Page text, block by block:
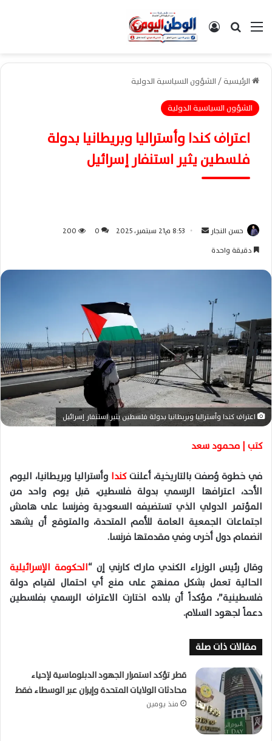
القائمةبحث عن تسجيل الدخول
الرئيسية/الشؤون السياسية الدولية
الشؤون السياسية الدولية
اعتراف كندا وأستراليا وبريطانيا بدولة
فلسطين يثير استنفار إسرائيل
حسن النجار
د
ا
إ
ل
ك
ت
ر
ن
ا
8:53 م21 سبتمبر، 2025 0
200
دقيقة واحدة
اعتراف كندا وأستراليا وبريطانيا بدولة فلسطين يثير استنفار إسرائيل
كتب | محمود سعد
في خطوة وُصفت بالتاريخية، أعلنتكندا وأستراليا وبريطانيا، اليوم
الأحد، اعترافها الرسمي بدولة فلسطين، قبل يوم واحد من
المؤتمر الدولي الذي تستضيفه السعودية وفرنسا على هامش
اجتماعات الجمعية العامة للأمم المتحدة، والمتوقع أن يشهد
انضمام دول أخرى وفي مقدمتها فرنسا.
وقال رئيس الوزراء الكندي مارك كارني إن “الحكومة الإسرائيلية
الحالية تعمل بشكل ممنهج على منع أي احتمال لقيام دولة
فلسطينية”، مؤكداً أن بلاده اختارت الاعتراف الرسمي بفلسطين
دعماً لجهود السلام.
مقالات ذات صلة
قطر تؤكد استمرار الجهود الدبلوماسية لإحياء
محادثات الولايات المتحدة وإيران عبر الوسطاء فقط
منذ يومين